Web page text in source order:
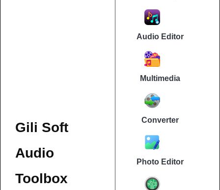
Gili Soft
Audio
Toolbox
Audio Editor
Multimedia
Converter
Photo Editor